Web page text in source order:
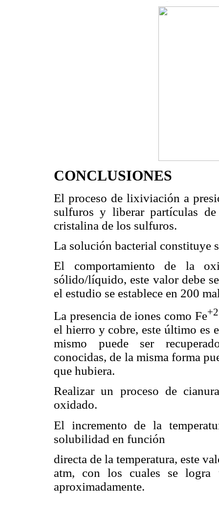
CONCLUSIONES
El proceso de lixiviación a
sulfuros y liberar partículas
cristalina de los sulfuros.
La solución bacterial constituye
El comportamiento de la
sólido/líquido, este valor debe
el estudio se establece en 200
La presencia de iones como Fe+2
el hierro y cobre, este último es
mismo puede ser
conocidas, de la misma forma
que hubiera.
Realizar un proceso de
oxidado.
El incremento de la
solubilidad en función
directa de la temperatura, este
atm, con los cuales se
aproximadamente.